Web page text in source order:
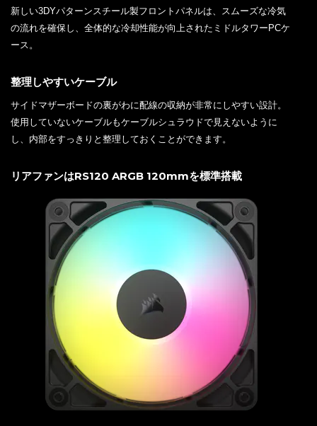
新しい3DYパターンスチール製フロントパネルは、スムーズな冷気
の流れを確保し、全体的な冷却性能が向上されたミドルタワーPCケ
ース。
整理しやすいケーブル
サイドマザーボードの裏がわに配線の収納が非常にしやすい設計。
使用していないケーブルもケーブルシュラウドで見えないように
し、内部をすっきりと整理しておくことができます。
リアファンはRS120 ARGB 120mmを標準搭載